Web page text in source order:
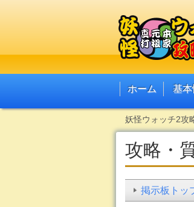
ホーム 基本
妖怪ウォッチ2攻
攻略・
掲示板トッ